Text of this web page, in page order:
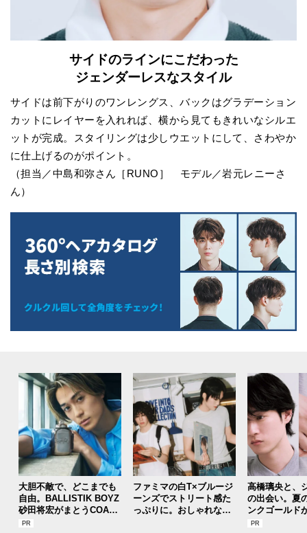
サイドのラインにこだわった
ジェンダーレスなスタイル
サイドは前下がりのワンレングス、バックはグラデーション
カットにレイヤーを入れれば、横から見てもきれいなシルエ
ットが完成。スタイリングは少しウエットにして、さわやか
に仕上げるのがポイント。
（担当／中島和弥さん［RUNO］ モデル／岩元レニーさ
ん）
大胆不敵で、どこまでも
自由。BALLISTIK BOYZ
砂田将宏がまとうCOACH
の新作フレグランス「コ
ファミマの白T×ブルージ
ーンズでストリート感た
っぷりに。おしゃれな人
高橋璃央と、
の出会い。夏
ンクゴールド
SUMMER